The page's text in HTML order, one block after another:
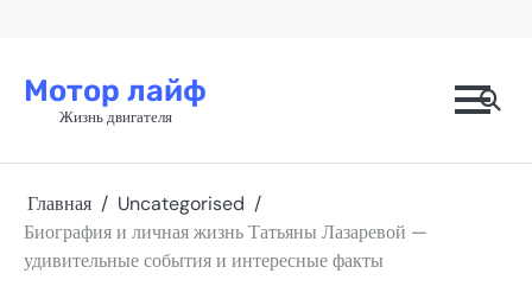
Мотор лайф
Жизнь двигателя
Главная
Uncategorised
Биография и личная жизнь Татьяны Лазаревой —
удивительные события и интересные факты